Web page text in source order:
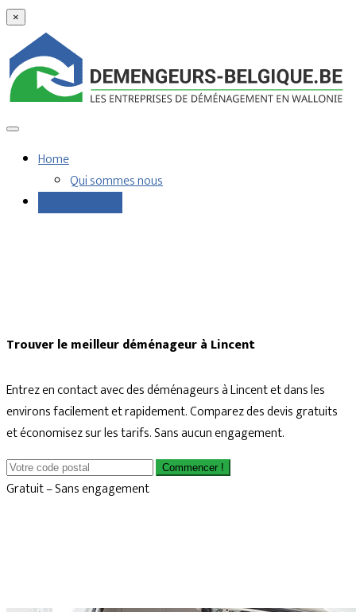
×
Home
Qui sommes nous
Trouver le meilleur déménageur à Lincent
Entrez en contact avec des déménageurs à Lincent et dans les
environs facilement et rapidement. Comparez des devis gratuits
et économisez sur les tarifs. Sans aucun engagement.
Commencer !
Gratuit – Sans engagement